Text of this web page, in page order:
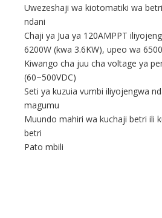
Uwezeshaji wa kiotomatiki wa
ndani
Chaji ya Jua ya 120AMPPT
6200W (kwa 3.6KW), upeo wa
Kiwango cha juu cha voltage ya
(60~500VDC)
Seti ya kuzuia vumbi iliyojengwa
magumu
Muundo mahiri wa kuchaji betri ili
betri
Pato mbili